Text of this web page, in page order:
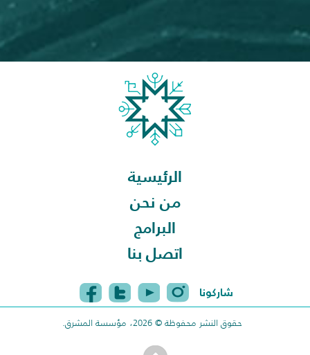
الرئيسية
من نحن
البرامج
اتصل بنا
شاركونا
حقوق النشر محفوظة © 2026، مؤسسة المشرق.